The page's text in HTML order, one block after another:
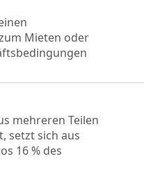
Mieten oder
mehreren Teilen
setzt sich aus
16 % des